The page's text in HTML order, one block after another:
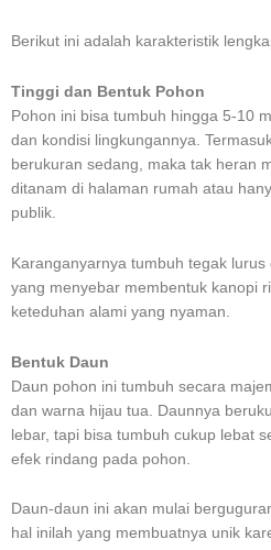
Berikut ini adalah karakteristik
Tinggi dan Bentuk Pohon
Pohon ini bisa tumbuh hingga 5-10
dan kondisi lingkungannya.
berukuran sedang, maka tak heran
ditanam di halaman rumah atau
publik.
Karanganyarnya tumbuh tegak
yang menyebar membentuk kanopi
keteduhan alami yang nyaman.
Bentuk Daun
Daun pohon ini tumbuh secara
dan warna hijau tua. Daunnya
lebar, tapi bisa tumbuh cukup lebat
efek rindang pada pohon.
Daun-daun ini akan mulai
hal inilah yang membuatnya unik